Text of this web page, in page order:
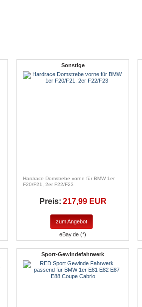
Sonstige
Hardrace Domstrebe vorne für BMW 1er
F20/F21, 2er F22/F23
Preis: 217,99 EUR
zum Angebot
eBay.de (*)
Sport-Gewindefahrwerk